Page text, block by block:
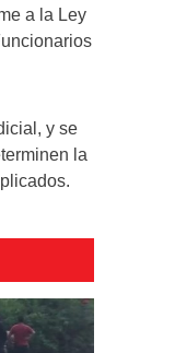
a la Ley
y se
la